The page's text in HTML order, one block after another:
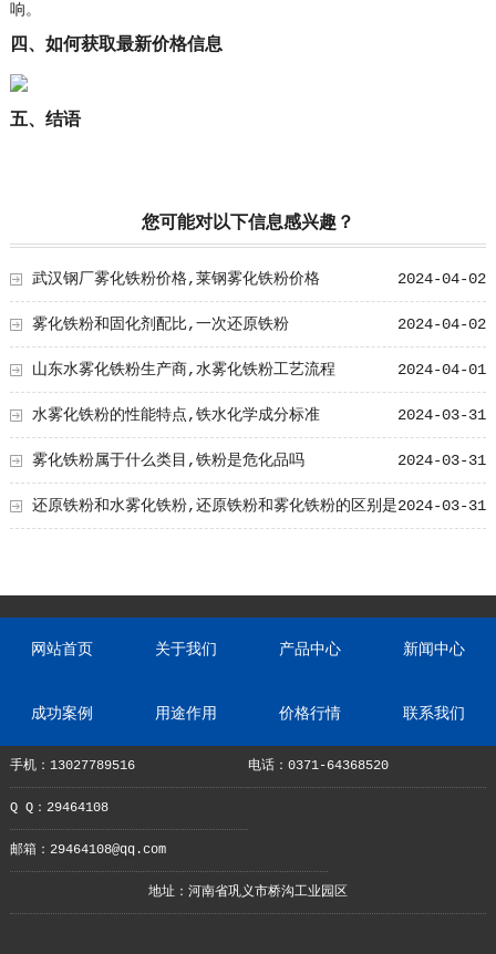
响。
四、如何获取最新价格信息
五、结语
您可能对以下信息感兴趣？
2024-04-02
武汉钢厂雾化铁粉价格,莱钢雾化铁粉价格
2024-04-02
雾化铁粉和固化剂配比,一次还原铁粉
2024-04-01
山东水雾化铁粉生产商,水雾化铁粉工艺流程
2024-03-31
水雾化铁粉的性能特点,铁水化学成分标准
2024-03-31
雾化铁粉属于什么类目,铁粉是危化品吗
2024-03-31
还原铁粉和水雾化铁粉,还原铁粉和雾化铁粉的区别是
网站首页 关于我们 产品中心 新闻中心
成功案例 用途作用 价格行情 联系我们
手机：13027789516 电话：0371-64368520
Q Q：29464108
邮箱：29464108@qq.com
地址：河南省巩义市桥沟工业园区